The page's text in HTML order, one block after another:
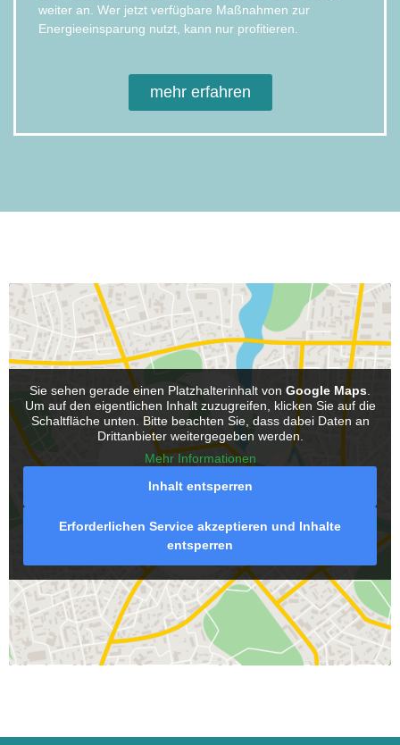
weiter an. Wer jetzt verfügbare Maßnahmen zur
Energieeinsparung nutzt, kann nur profitieren.
mehr erfahren
Sie sehen gerade einen Platzhalterinhalt von Google Maps.
Um auf den eigentlichen Inhalt zuzugreifen, klicken Sie auf die
Schaltfläche unten. Bitte beachten Sie, dass dabei Daten an
Drittanbieter weitergegeben werden.
Mehr Informationen
Inhalt entsperren
Erforderlichen Service akzeptieren und Inhalte
entsperren